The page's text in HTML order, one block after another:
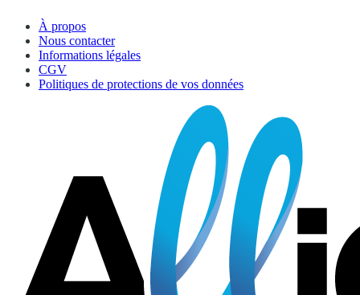
À propos
Nous contacter
Informations légales
CGV
Politiques de protections de vos données